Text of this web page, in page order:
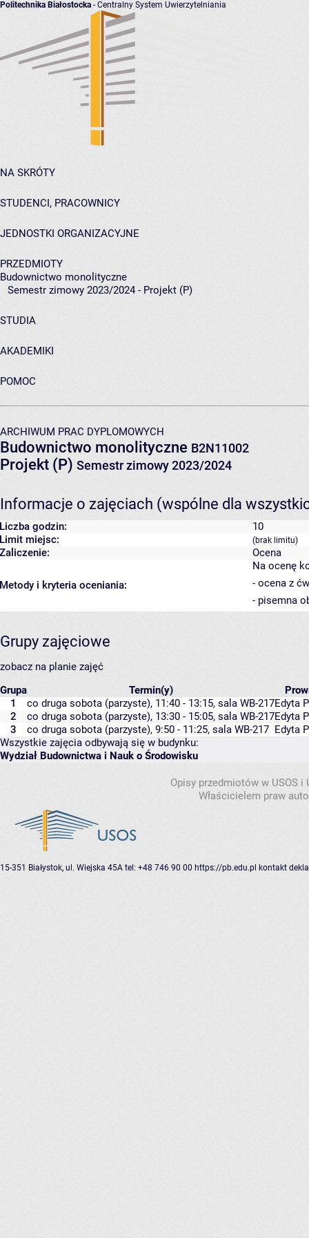
Politechnika Białostocka - Centralny System Uwierzytelniania
NA SKRÓTY
STUDENCI, PRACOWNICY
JEDNOSTKI ORGANIZACYJNE
PRZEDMIOTY
Budownictwo monolityczne
Semestr zimowy 2023/2024 - Projekt (P)
STUDIA
AKADEMIKI
POMOC
ARCHIWUM PRAC DYPLOMOWYCH
Budownictwo monolityczne B2N11002
Projekt (P) Semestr zimowy 2023/2024
Informacje o zajęciach (wspólne dla
Liczba godzin:
10
Limit miejsc:
(brak limitu)
Zaliczenie: Ocena
Metody i kryteria oceniania:
Na ocenę
- ocena z
- pisemna
Grupy zajęciowe
zobacz na planie zajęć
Grupa
Termin(y)
1
co druga sobota (parzyste), 11:40 - 13:15, sala WB-217Edyta
2
co druga sobota (parzyste), 13:30 - 15:05, sala WB-217Edyta
3
co druga sobota (parzyste), 9:50 - 11:25, sala WB-217 Edyta
Wszystkie zajęcia odbywają się w budynku:
Wydział Budownictwa i Nauk o Środowisku
Opisy przedmiotów w USOS
Właścicielem praw
15-351 Białystok, ul. Wiejska 45A tel: +48 746 90 00 https://pb.edu.pl kontakt